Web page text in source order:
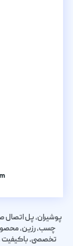
پوشیران، پل اتصال
چسب، رزین،
تخصصی، باکیفیت